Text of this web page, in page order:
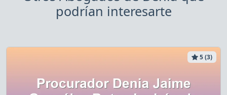
podrían interesarte
5 (3)